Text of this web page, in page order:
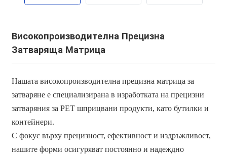
Високопроизводителна Прецизна
Затваряща Матрица
Нашата високопроизводителна прецизна матрица за
затваряне е специализирана в изработката на прецизни
затваряния за PET шприцвани продукти, като бутилки и
контейнери.
С фокус върху прецизност, ефективност и издръжливост,
нашите форми осигуряват постоянно и надеждно